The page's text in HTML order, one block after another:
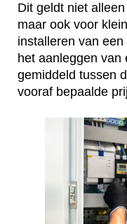
Dit geldt niet
maar ook voor
installeren van
het aanleggen van
gemiddeld tussen
vooraf bepaalde